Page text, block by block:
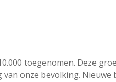
toegenomen. Deze
onze bevolking. Nieuwe